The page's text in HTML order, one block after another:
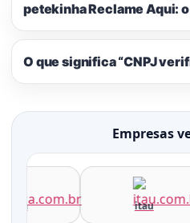
petekinha Reclame Aqui:
O que significa “CNPJ
Empresas
itau